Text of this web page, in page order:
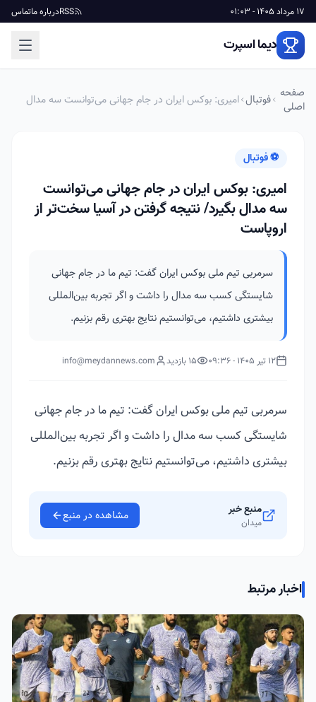
17 مرداد 1405 - 01:03 RSSدرباره ماتماس
دیما اسپرت
صفحه
اصلی
فوتبال امیری: بوکس ایران در جام جهانی می‌توانست سه مدال
⚽ فوتبال
امیری: بوکس ایران در جام جهانی می‌توانست
سه مدال بگیرد/ نتیجه گرفتن در آسیا سخت‌تر از
اروپاست
سرمربی تیم ملی بوکس ایران گفت: تیم ما در جام جهانی
شایستگی کسب سه مدال را داشت و اگر تجربه بین‌المللی
بیشتری داشتیم، می‌توانستیم نتایج بهتری رقم بزنیم.
12 تیر 1405 - 09:36 15 بازدید info@meydannews.com
سرمربی تیم ملی بوکس ایران گفت: تیم ما در جام جهانی
شایستگی کسب سه مدال را داشت و اگر تجربه بین‌المللی
بیشتری داشتیم، می‌توانستیم نتایج بهتری رقم بزنیم.
منبع خبر
میدان مشاهده در منبع
اخبار مرتبط